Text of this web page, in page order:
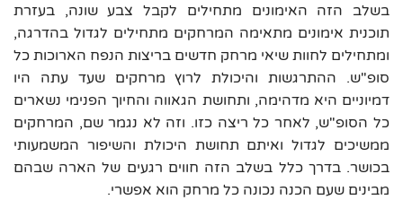
בשלב הזה האימונים מתחילים לקבל צבע שונה, בעזרת
תוכנית אימונים מתאימה המרחקים מתחילים לגדול בהדרגה,
ומתחילים לחוות שיאי מרחק חדשים בריצות הנפח הארוכות כל
סופ"ש. ההתרגשות והיכולת לרוץ מרחקים שעד עתה היו
דמיוניים היא מדהימה, ותחושת הגאווה והחיוך הפנימי נשארים
כל הסופ"ש, לאחר כל ריצה כזו. וזה לא נגמר שם, המרחקים
ממשיכים לגדול ואיתם תחושת היכולת והשיפור המשמעותי
בכושר. בדרך כלל בשלב הזה חווים רגעים של הארה שבהם
מבינים שעם הכנה נכונה כל מרחק הוא אפשרי.